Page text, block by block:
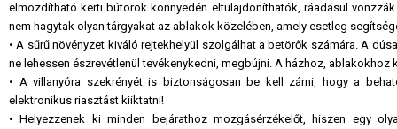
elmozdítható kerti bútorok könnyedén eltulajdoníthatók, ráadásul
nem hagytak olyan tárgyakat az ablakok közelében, amely esetleg
• A sűrű növényzet kiváló rejtekhelyül szolgálhat a betörők számára. A
ne lehessen észrevétlenül tevékenykedni, megbújni. A házhoz,
• A villanyóra szekrényét is biztonságosan be kell zárni, hogy a
elektronikus riasztást kiiktatni!
• Helyezzenek ki minden bejárathoz mozgásérzékelőt, hiszen egy